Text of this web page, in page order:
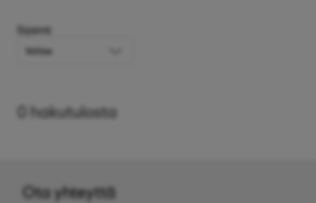
Sijainti
hakutulosta
Ota yhteyttä